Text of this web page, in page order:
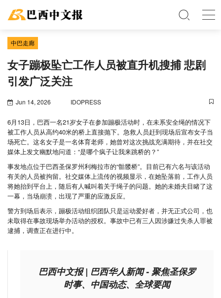
中巴走廊
女子蹦极坠亡工作人员被直升机搜捕 悲剧
引发广泛关注
Jun 14, 2026 IDOPRESS
6月13日，巴西一名21岁女子在参加蹦极活动时，在未系安全绳的情况下
被工作人员从高约40米的桥上直接抛下。急救人员赶到现场后宣布女子当
场死亡。这名女子是一名体育老师，她曾对这次挑战充满期待，并在社交
媒体上发文幽默地问道：“是哪个疯子让我来跳桥的？”
事发地点位于巴西圣保罗州利梅拉市的“骷髅桥”。目前已有六名与该活动
有关的人员被拘留。社交媒体上流传的视频显示，在她坠落前，工作人员
将她抬到平台上，随后有人喊叫着关于绳子的问题。她的未婚夫目睹了这
一幕，当场崩溃，出现了严重的应激反应。
警方到场后表示，蹦极活动组织团队只是运动爱好者，并无正式公司，也
未取得在事故现场举办活动的授权。事故中已有三人因涉嫌过失杀人罪被
逮捕，调查正在进行中。
巴西中文报 | 巴西华人新闻 - 聚焦圣保罗
时事、中国动态、全球要闻